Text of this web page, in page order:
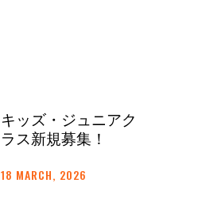
キッズ・ジュニアク
ラス新規募集！
18 MARCH, 2026